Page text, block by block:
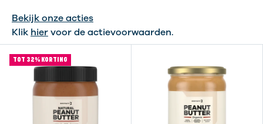
Bekijk onze acties
Klik hiervoor de actievoorwaarden.
TOT 32% KORTING